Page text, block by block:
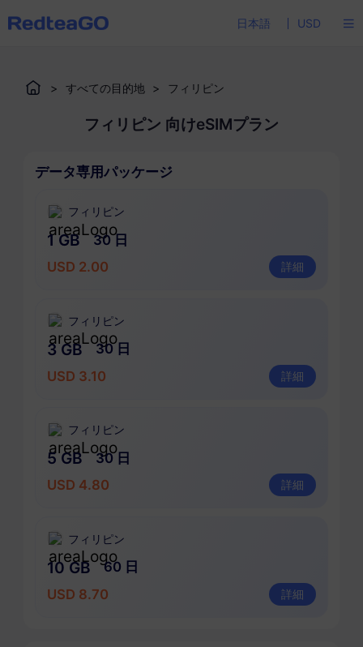
日本語 USD
> すべての目的地 > フィリピン
フィリピン 向けeSIMプラン
データ専用パッケージ
フィリピン
1 GB
30 日
USD 2.00
詳細
フィリピン
3 GB
30 日
USD 3.10
詳細
フィリピン
5 GB
30 日
USD 4.80
詳細
フィリピン
10 GB
60 日
USD 8.70
詳細